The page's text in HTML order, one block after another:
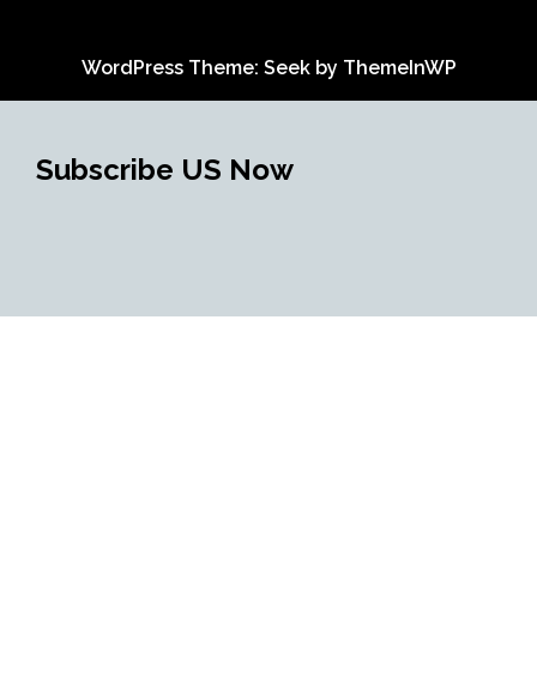
WordPress Theme: Seek by ThemeInWP
Subscribe US Now